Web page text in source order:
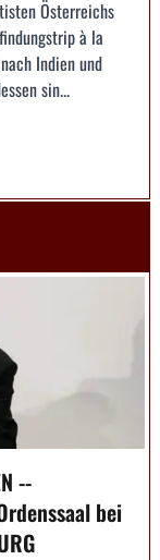
Österreichs
à la
Indien und
sin...
--
bei